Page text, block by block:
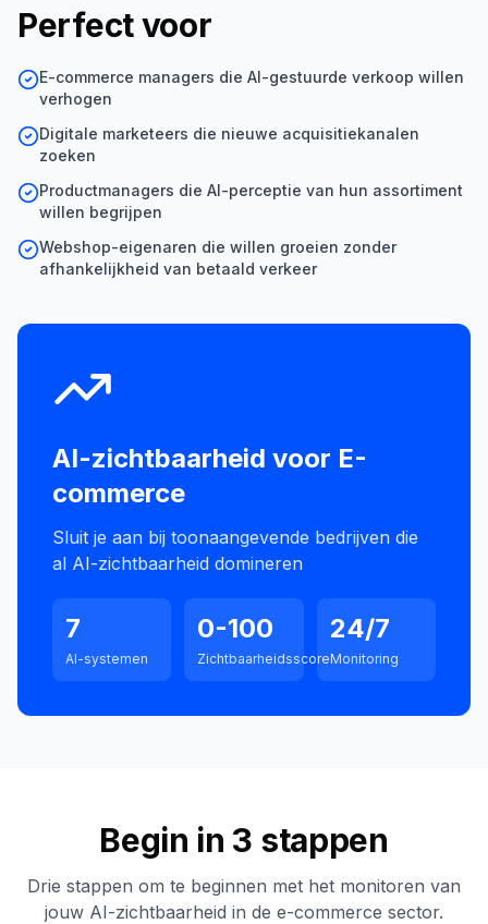
Perfect voor
E-commerce managers die AI-gestuurde verkoop willen
verhogen
Digitale marketeers die nieuwe acquisitiekanalen
zoeken
Productmanagers die AI-perceptie van hun assortiment
willen begrijpen
Webshop-eigenaren die willen groeien zonder
afhankelijkheid van betaald verkeer
AI-zichtbaarheid voor E-
commerce
Sluit je aan bij toonaangevende bedrijven die
al AI-zichtbaarheid domineren
7
AI-systemen
0-100
Zichtbaarheidsscore
24/7
Monitoring
Begin in 3 stappen
Drie stappen om te beginnen met het monitoren van
jouw AI-zichtbaarheid in de e-commerce sector.